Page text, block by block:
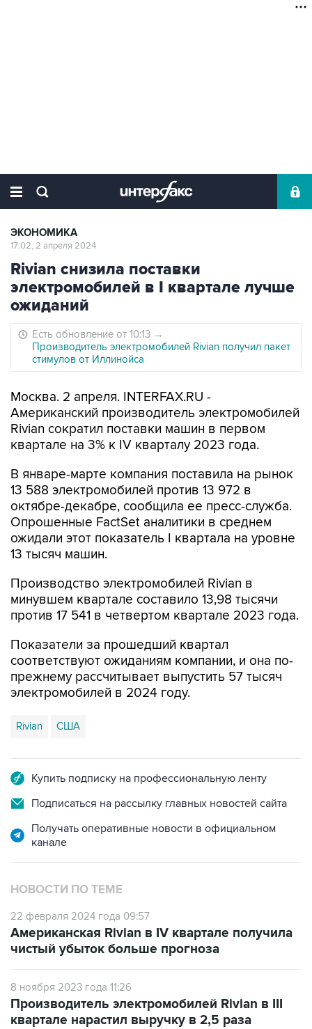
ЭКОНОМИКА
17:02, 2 апреля 2024
Rivian снизила поставки
электромобилей в I квартале лучше
ожиданий
Есть обновление от 10:13 →
Производитель электромобилей Rivian получил пакет
стимулов от Иллинойса
Москва. 2 апреля. INTERFAX.RU -
Американский производитель электромобилей
Rivian сократил поставки машин в первом
квартале на 3% к IV кварталу 2023 года.
В январе-марте компания поставила на рынок
13 588 электромобилей против 13 972 в
октябре-декабре, сообщила ее пресс-служба.
Опрошенные FactSet аналитики в среднем
ожидали этот показатель I квартала на уровне
13 тысяч машин.
Производство электромобилей Rivian в
минувшем квартале составило 13,98 тысячи
против 17 541 в четвертом квартале 2023 года.
Показатели за прошедший квартал
соответствуют ожиданиям компании, и она по-
прежнему рассчитывает выпустить 57 тысяч
электромобилей в 2024 году.
Rivian США
Купить подписку на профессиональную ленту
Подписаться на рассылку главных новостей сайта
Получать оперативные новости в официальном
канале
НОВОСТИ ПО ТЕМЕ
22 февраля 2024 года 09:57
Американская Rivian в IV квартале получила
чистый убыток больше прогноза
8 ноября 2023 года 11:26
Производитель электромобилей Rivian в III
квартале нарастил выручку в 2,5 раза